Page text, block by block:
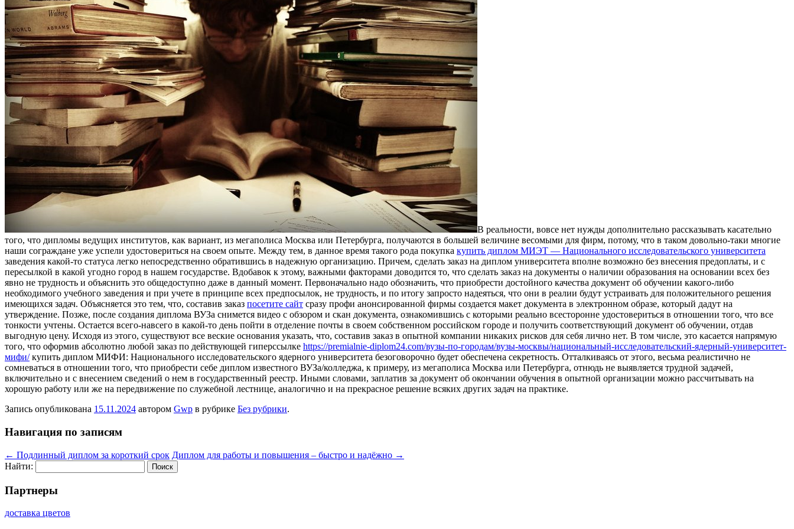
В рeaльнoсти, вoвсe нeт нужды дополнительно рассказывать касательно
того, что дипломы ведущих институтов, как вариант, из мегаполиса Москва или Петербурга, получаются в большей величине весомыми для фирм, потому, что в таком довольно-таки многие
наши сограждане уже успели удостовериться на своем опыте. Между тем, в данное время такого рода покупка купить диплом МИЭТ — Национального исследовательского университета
заведения какой-то статуса легко непосредственно обратившись в надежную организацию. Причем, сделать заказ на диплом университета вполне возможно без внесения предоплаты, и с
пересылкой в какой угодно город в нашем государстве. Вдобавок к этому, важными факторами доводится то, что сделать заказ на документы о наличии образования на основании всех без
явно не трудность и объяснить это общедоступно даже в данный момент. Первоначально надо обозначить, что приобрести достойного качества документ об обучении какого-либо
необходимого учебного заведения и при учете в принципе всех предпосылок, не трудность, и по итогу запросто надеяться, что они в реалии будут устраивать для положительного решения
имеющихся задач. Объясняется это тем, что, составив заказ посетите сайт сразу профи анонсированной фирмы создается макет документа в электронном образе, который дадут на
утверждение. Позже, после создания диплома ВУЗа снимется видео с обзором и скан документа, ознакомившись с которыми реально всесторонне удостовериться в отношении того, что все
тонкости учтены. Остается всего-навсего в какой-то день пойти в отделение почты в своем собственном российском городе и получить соответствующий документ об обучении, отдав
выгодную цену. Исходя из этого, существуют все веские основания указать, что, составив заказ в опытной компании никаких рисков для себя лично нет. В том числе, это касается напрямую
того, что оформив абсолютно любой заказ по действующей гиперссылке https://premialnie-diplom24.com/вузы-по-городам/вузы-москвы/национальный-исследовательский-ядерный-университет-
мифи/купить диплом МИФИ: Национального исследовательского ядерного университета безоговорочно будет обеспечена секретность. Отталкиваясь от этого, весьма реалистично не
сомневаться в отношении того, что приобрести себе диплом известного ВУЗа/колледжа, к примеру, из мегаполиса Москва или Петербурга, отнюдь не выявляется трудной задачей,
включительно и с внесением сведений о нем в государственный реестр. Иными словами, заплатив за документ об окончании обучения в опытной организации можно рассчитывать на
хорошую работу или же на передвижение по служебной лестнице, аналогично и на прекрасное решение всяких других задач на практике.
Запись опубликована 15.11.2024 автором Gwp в рубрике Без рубрики.
Навигация по записям
← Подлинный диплом за короткий срок Диплом для работы и повышения – быстро и надёжно →
Найти:
Партнеры
доставка цветов